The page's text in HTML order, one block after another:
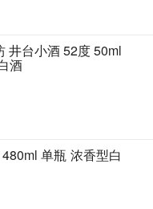
井台小酒 52度 50ml
酒
单瓶 浓香型白